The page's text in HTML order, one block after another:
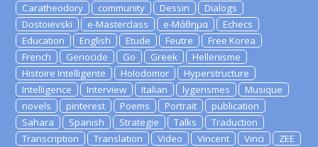
Caratheodory
community Dessin
Dialogs
Dostoievski
e-Masterclass e-Μάθημα
Echecs
Education
English Etude Feutre
Free Korea
French
Genocide Go Greek
Hellenisme
Histoire Intelligente
Holodomor
Hyperstructure
Intelligence
Interview Italian lygerismes
Musique
novels
pinterest Poems Portrait
publication
Sahara
Spanish Strategie Talks
Traduction
Transcription
Translation Video Vincent Vinci
ZEE